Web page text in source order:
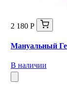
2 180 Р
Мануальный
В наличии